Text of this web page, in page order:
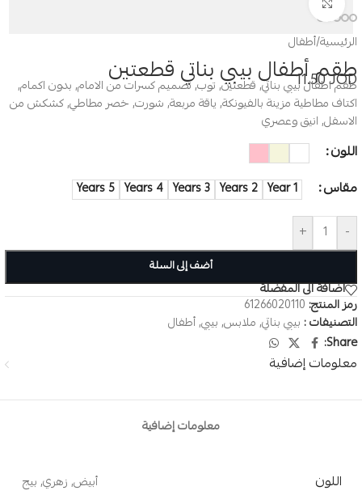
الرئيسية/أطفال
طقم أطفال بيبي بناتي قطعتين
11.50JOD
طقم اطفال بيبي بناتي, قطعتين, توب, تصميم كسرات من الامام, بدون اكمام,
اكتاف مطاطية مزينة بالفيونكة, ياقة مربعة, شورت, خصر مطاطي, كشكش من
الاسفل, انيق وعصري
اللون
مقاس
1 Year
2 Years
3 Years
4 Years
5 Years
-
+
أضف إلى السلة
اضافة الى المفضلة
رمز المنتج: 61266020110
التصنيفات : بيبي بناتي, ملابس, بيبي,أطفال
Share:
معلومات إضافية
معلومات إضافية
اللون أبيض, زهري, بيج